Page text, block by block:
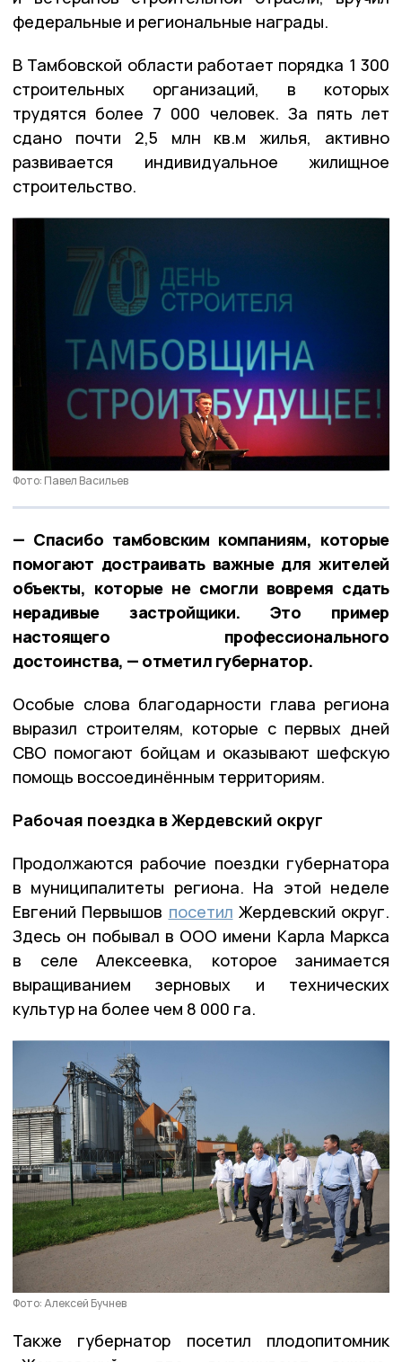
федеральные и региональные награды.
В Тамбовской области работает порядка 1 300
строительных организаций, в которых
трудятся более 7 000 человек. За пять лет
сдано почти 2,5 млн кв.м жилья, активно
развивается индивидуальное жилищное
строительство.
Фото: Павел Васильев
— Спасибо тамбовским компаниям, которые
помогают достраивать важные для жителей
объекты, которые не смогли вовремя сдать
нерадивые застройщики. Это пример
настоящего профессионального
достоинства, — отметил губернатор.
Особые слова благодарности глава региона
выразил строителям, которые с первых дней
СВО помогают бойцам и оказывают шефскую
помощь воссоединённым территориям.
Рабочая поездка в Жердевский округ
Продолжаются рабочие поездки губернатора
в муниципалитеты региона. На этой неделе
Евгений Первышов посетил Жердевский округ.
Здесь он побывал в ООО имени Карла Маркса
в селе Алексеевка, которое занимается
выращиванием зерновых и технических
культур на более чем 8 000 га.
Фото: Алексей Бучнев
Также губернатор посетил плодопитомник